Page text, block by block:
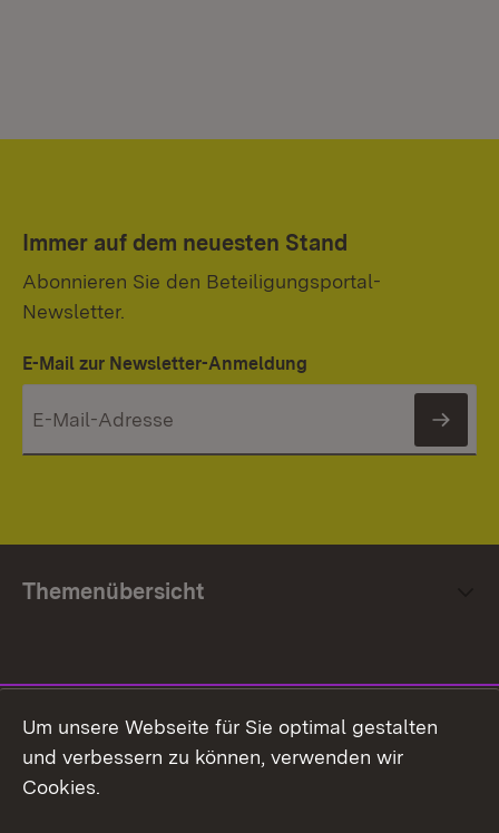
Immer auf dem neuesten Stand
Abonnieren Sie den Beteiligungsportal-
Newsletter.
E-Mail zur Newsletter-Anmeldung
Themenübersicht
Facebook
Um unsere Webseite für Sie optimal gestalten
und verbessern zu können, verwenden wir
Cookies.